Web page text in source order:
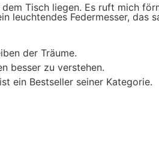
Tisch liegen. Es ruft mich
leuchtendes Federmesser, das
der Träume.
besser zu verstehen.
ist ein Bestseller seiner Kategorie.